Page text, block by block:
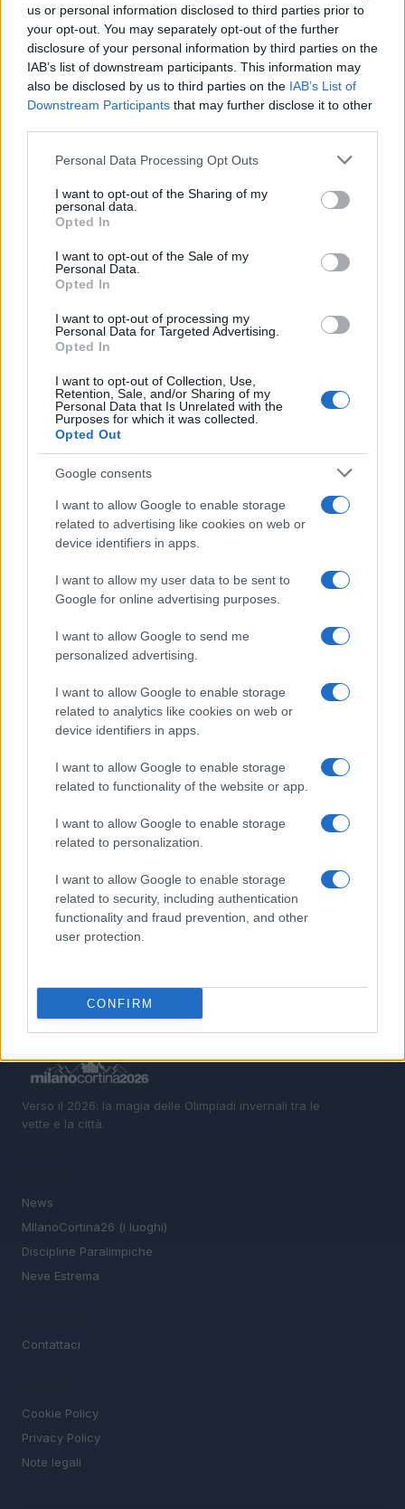
us or personal information disclosed to third parties prior to
your opt-out. You may separately opt-out of the further
disclosure of your personal information by third parties on the
IAB’s list of downstream participants. This information may
also be disclosed by us to third parties on the IAB’s List of
Downstream Participants that may further disclose it to other
Please note that this website/app uses one or more Google
not limited to your visit or usage behaviour. You may click to
grant or deny consent to Google and its third-party tags to
use your data for below specified purposes in below Google
consent section.
Personal Data Processing Opt Outs
I want to opt-out of the Sharing of my
personal data.
Opted In
I want to opt-out of the Sale of my
Personal Data.
Opted In
I want to opt-out of processing my
Personal Data for Targeted Advertising.
Opted In
I want to opt-out of Collection, Use,
Retention, Sale, and/or Sharing of my
Personal Data that Is Unrelated with the
Purposes for which it was collected.
Opted Out
Google consents
I want to allow Google to enable storage
related to advertising like cookies on web or
device identifiers in apps.
I want to allow my user data to be sent to
Google for online advertising purposes.
I want to allow Google to send me
personalized advertising.
I want to allow Google to enable storage
related to analytics like cookies on web or
device identifiers in apps.
I want to allow Google to enable storage
related to functionality of the website or app.
I want to allow Google to enable storage
related to personalization.
I want to allow Google to enable storage
related to security, including authentication
functionality and fraud prevention, and other
user protection.
CONFIRM
Arrestati cinque agenti della polizia locale di Milano: le
Alessandro Tassinari · 7 Ago 2026
Don Antonio Mazzi: l’ultimo saluto a Milano tra
Marco Tessari · 3 Ago 2026
PIÙ LETTI
Scopri le Olimpiadi Milano Cortina: Sport, Cultura e
Innovazione per un Futuro Sostenibile
Scopri il paradiso degli sport invernali nella
Auto a noleggio a Cortina d’Ampezzo: soluzioni
pratiche e prezzi chiari
italiane di novembre 2026
Camminare in montagna con i figli: percorsi adatti e
cosa mettere nello zaino
Verso il 2026: la magia delle Olimpiadi invernali tra le
vette e la città.
News
MIlanoCortina26 (i luoghi)
Discipline Paralimpiche
Neve Estrema
Contattaci
Cookie Policy
Privacy Policy
Note legali